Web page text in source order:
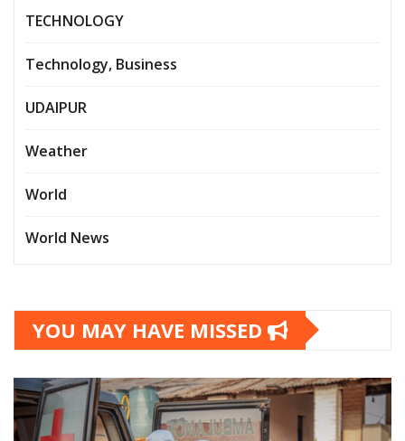
TECHNOLOGY
Technology, Business
UDAIPUR
Weather
World
World News
YOU MAY HAVE MISSED